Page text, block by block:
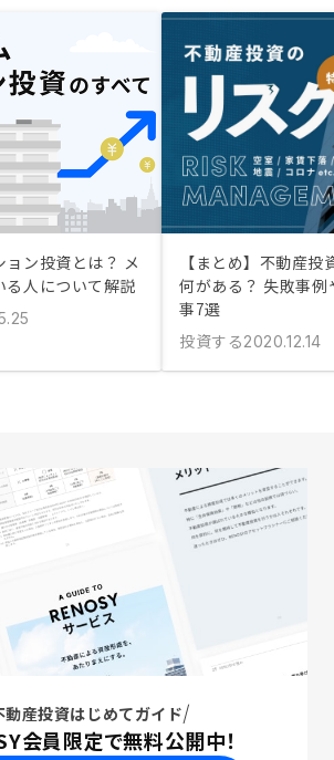
ョン投資とは？ メ
る人について解説
【まとめ】不動産
何がある？ 失敗事
事7選
投資する2020.12.14
動産投資はじめてガイド
会員限定で無料公開中！